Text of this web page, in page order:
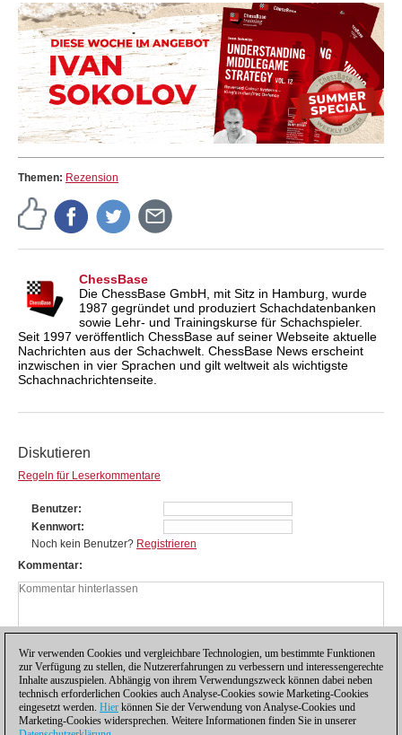
Themen: Rezension
ChessBase
Die ChessBase GmbH, mit Sitz in Hamburg, wurde
1987 gegründet und produziert Schachdatenbanken
sowie Lehr- und Trainingskurse für Schachspieler.
Seit 1997 veröffentlich ChessBase auf seiner Webseite aktuelle
Nachrichten aus der Schachwelt. ChessBase News erscheint
inzwischen in vier Sprachen und gilt weltweit als wichtigste
Schachnachrichtenseite.
Diskutieren
Regeln für Leserkommentare
Benutzer
Kennwort
Noch kein Benutzer? Registrieren
Kommentar
Wir verwenden Cookies und vergleichbare Technologien, um bestimmte Funktionen
zur Verfügung zu stellen, die Nutzererfahrungen zu verbessern und interessengerechte
Inhalte auszuspielen. Abhängig von ihrem Verwendungszweck können dabei neben
technisch erforderlichen Cookies auch Analyse-Cookies sowie Marketing-Cookies
eingesetzt werden. Hier können Sie der Verwendung von Analyse-Cookies und
Marketing-Cookies widersprechen. Weitere Informationen finden Sie in unserer